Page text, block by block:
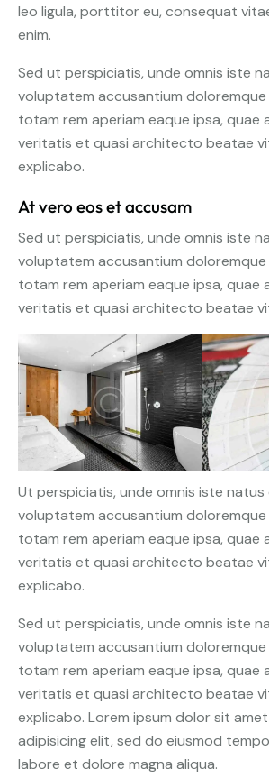
leo ligula, porttitor eu, consequat
enim.
Sed ut perspiciatis, unde omnis iste
voluptatem accusantium doloremque
totam rem aperiam eaque ipsa, quae
veritatis et quasi architecto beatae
explicabo.
At vero eos et accusam
Sed ut perspiciatis, unde omnis iste
voluptatem accusantium doloremque
totam rem aperiam eaque ipsa, quae
veritatis et quasi architecto beatae
Ut perspiciatis, unde omnis iste
voluptatem accusantium doloremque
totam rem aperiam eaque ipsa, quae
veritatis et quasi architecto beatae
explicabo.
Sed ut perspiciatis, unde omnis iste
voluptatem accusantium doloremque
totam rem aperiam eaque ipsa, quae
veritatis et quasi architecto beatae
explicabo. Lorem ipsum dolor sit
adipisicing elit, sed do eiusmod
labore et dolore magna aliqua.